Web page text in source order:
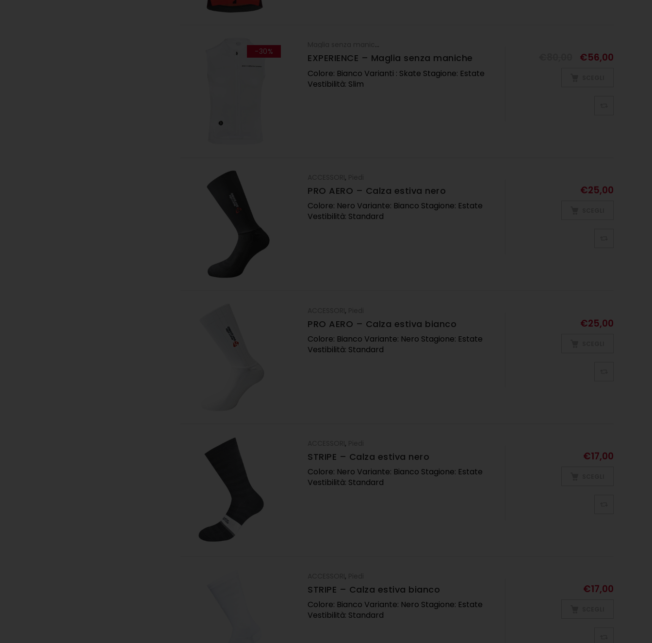
-30%
Maglia senza maniche
EXPERIENCE – Maglia senza maniche
bianco
Colore: Bianco Varianti : Skate Stagione: Estate
Vestibilità: Slim
€56,00
ACCESSORI,
PRO AERO – Calza estiva nero
Colore: Nero Variante: Bianco Stagione: Estate
Vestibilità: Standard
€25,00
ACCESSORI,
PRO AERO – Calza estiva bianco
Colore: Bianco Variante: Nero Stagione: Estate
Vestibilità: Standard
€25,00
ACCESSORI,
STRIPE – Calza estiva nero
Colore: Nero Variante: Bianco Stagione: Estate
Vestibilità: Standard
€17,00
ACCESSORI,
STRIPE – Calza estiva bianco
Colore: Bianco Variante: Nero Stagione: Estate
Vestibilità: Standard
€17,00